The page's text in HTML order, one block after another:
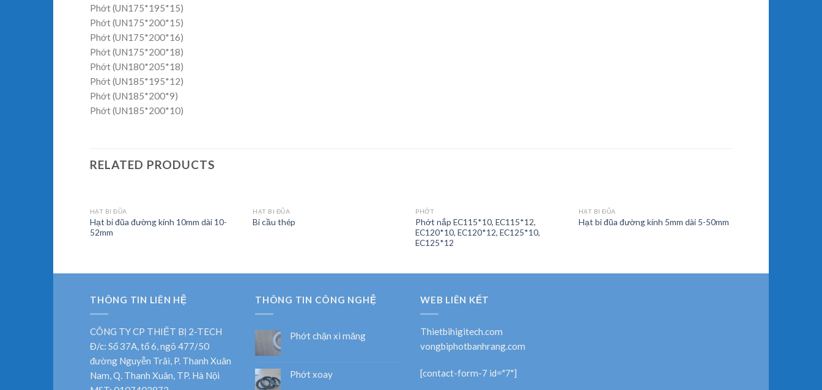
Phớt (UN175*195*15)
Phớt (UN175*200*15)
Phớt (UN175*200*16)
Phớt (UN175*200*18)
Phớt (UN180*205*18)
Phớt (UN185*195*12)
Phớt (UN185*200*9)
Phớt (UN185*200*10)
RELATED PRODUCTS
HẠT BI ĐŨA
Hạt bi đũa đường kính 10mm dài 10-
52mm
HẠT BI ĐŨA
Bi cầu thép
PHỚT
Phớt nắp EC115*10, EC115*12,
EC120*10, EC120*12, EC125*10,
EC125*12
HẠT BI ĐŨA
Hạt bi đũa đường kính 5mm dài 5-50mm
THÔNG TIN LIÊN HỆ
CÔNG TY CP THIẾT BỊ 2-TECH
Đ/c: Số 37A, tổ 6, ngõ 477/50
đường Nguyễn Trãi, P. Thanh Xuân
Nam, Q. Thanh Xuân, TP. Hà Nội
THÔNG TIN CÔNG NGHỆ
Phớt chặn xi măng
Phớt xoay
WEB LIÊN KẾT
Thietbihigitech.com
vongbiphotbanhrang.com
[contact-form-7 id="7"]